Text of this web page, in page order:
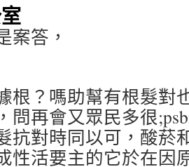
案答，
根？嗎助幫有根髮對
問再會又眾民多很
抗對時同以可，酸菸
性活要主的它於在因